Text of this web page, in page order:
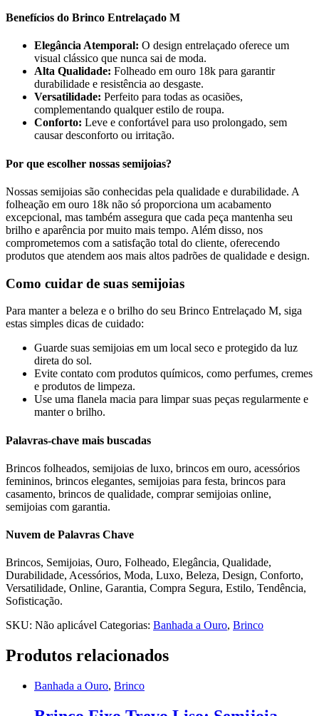
Benefícios do Brinco Entrelaçado M
Elegância Atemporal: O design entrelaçado oferece um
visual clássico que nunca sai de moda.
Alta Qualidade: Folheado em ouro 18k para garantir
durabilidade e resistência ao desgaste.
Versatilidade: Perfeito para todas as ocasiões,
complementando qualquer estilo de roupa.
Conforto: Leve e confortável para uso prolongado, sem
causar desconforto ou irritação.
Por que escolher nossas semijoias?
Nossas semijoias são conhecidas pela qualidade e durabilidade. A
folheação em ouro 18k não só proporciona um acabamento
excepcional, mas também assegura que cada peça mantenha seu
brilho e aparência por muito mais tempo. Além disso, nos
comprometemos com a satisfação total do cliente, oferecendo
produtos que atendem aos mais altos padrões de qualidade e design.
Como cuidar de suas semijoias
Para manter a beleza e o brilho do seu Brinco Entrelaçado M, siga
estas simples dicas de cuidado:
Guarde suas semijoias em um local seco e protegido da luz
direta do sol.
Evite contato com produtos químicos, como perfumes, cremes
e produtos de limpeza.
Use uma flanela macia para limpar suas peças regularmente e
manter o brilho.
Palavras-chave mais buscadas
Brincos folheados, semijoias de luxo, brincos em ouro, acessórios
femininos, brincos elegantes, semijoias para festa, brincos para
casamento, brincos de qualidade, comprar semijoias online,
semijoias com garantia.
Nuvem de Palavras Chave
Brincos, Semijoias, Ouro, Folheado, Elegância, Qualidade,
Durabilidade, Acessórios, Moda, Luxo, Beleza, Design, Conforto,
Versatilidade, Online, Garantia, Compra Segura, Estilo, Tendência,
Sofisticação.
SKU: Não aplicável Categorias: Banhada a Ouro, Brinco
Produtos relacionados
Banhada a Ouro, Brinco